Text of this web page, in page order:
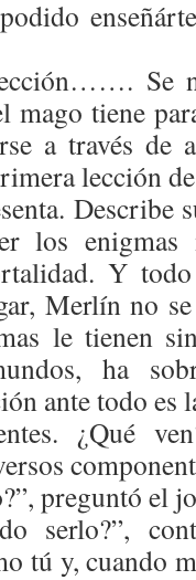
Se
mago tiene
a través de
lección
Describe
los
Y
Merlín no se
le tienen
ha
ante todo es
¿Qué
preguntó el
serlo?”,
tú y, cuando